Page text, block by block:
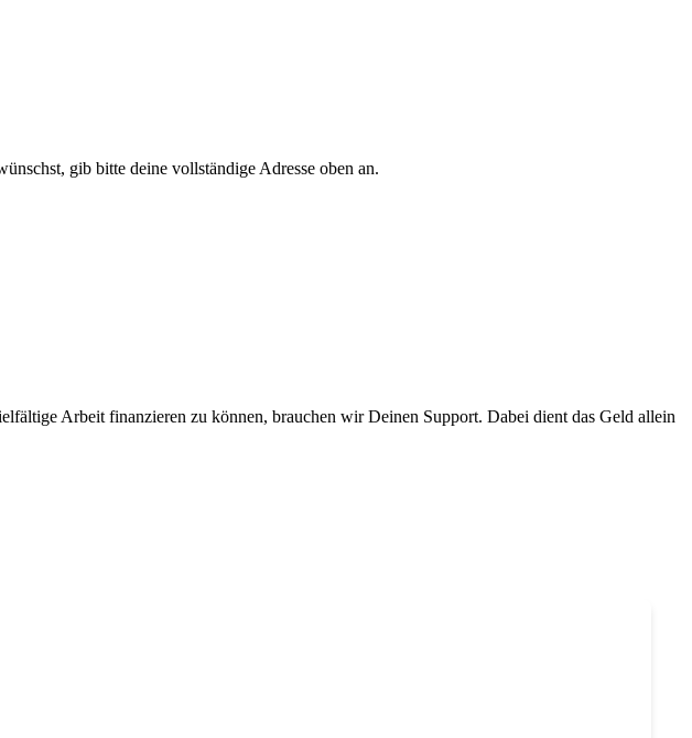
gib bitte deine vollständige Adresse oben an.
Arbeit finanzieren zu können, brauchen wir Deinen Support. Dabei dient das Geld allein